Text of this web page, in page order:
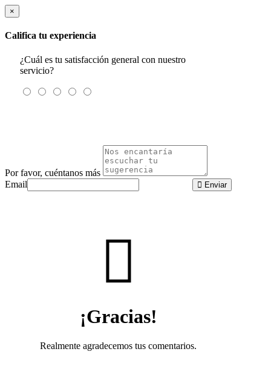
×
Califica tu experiencia
¿Cuál es tu satisfacción general con nuestro
servicio?
Por favor, cuéntanos más
Email
Enviar
¡Gracias!
Realmente agradecemos tus comentarios.